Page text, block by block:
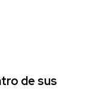
de sus